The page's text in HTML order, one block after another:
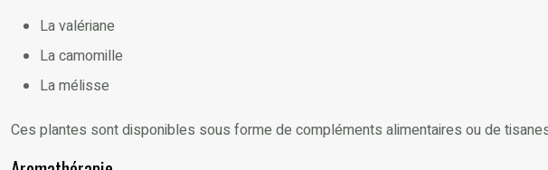
La valériane
La camomille
La mélisse
Ces plantes sont disponibles sous forme de compléments alimentaires ou de